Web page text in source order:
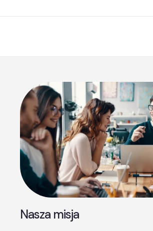
Nasza misja